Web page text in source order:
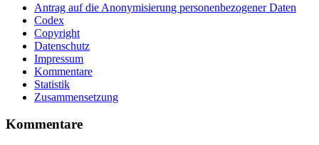
Antrag auf die Anonymisierung personenbezogener Daten
Codex
Copyright
Datenschutz
Impressum
Kommentare
Statistik
Zusammensetzung
Kommentare